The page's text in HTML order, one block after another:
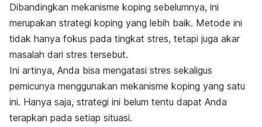
Dibandingkan mekanisme koping sebelumnya, ini
merupakan strategi koping yang lebih baik. Metode ini
tidak hanya fokus pada tingkat stres, tetapi juga akar
masalah dari stres tersebut.
Ini artinya, Anda bisa mengatasi stres sekaligus
pemicunya menggunakan mekanisme koping yang satu
ini. Hanya saja, strategi ini belum tentu dapat Anda
terapkan pada setiap situasi.